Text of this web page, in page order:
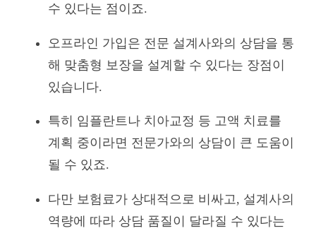
수 있다는 점이죠.
오프라인 가입은 전문 설계사와의 상담을 통
해 맞춤형 보장을 설계할 수 있다는 장점이
있습니다.
특히 임플란트나 치아교정 등 고액 치료를
계획 중이라면 전문가와의 상담이 큰 도움이
될 수 있죠.
다만 보험료가 상대적으로 비싸고, 설계사의
역량에 따라 상담 품질이 달라질 수 있다는